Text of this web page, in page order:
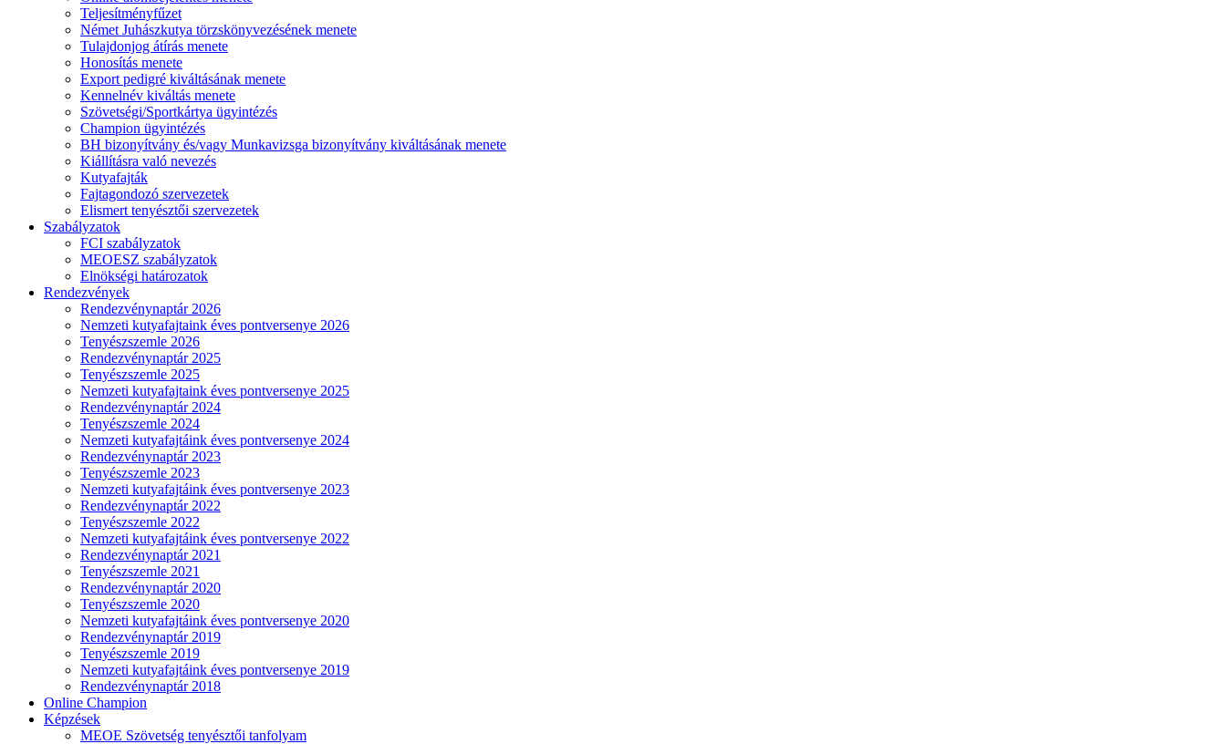
Teljesítményfűzet
Német Juhászkutya törzskönyvezésének menete
Tulajdonjog átírás menete
Honosítás menete
Export pedigré kiváltásának menete
Kennelnév kiváltás menete
Szövetségi/Sportkártya ügyintézés
Champion ügyintézés
BH bizonyítvány és/vagy Munkavizsga bizonyítvány kiváltásának menete
Kiállításra való nevezés
Kutyafajták
Fajtagondozó szervezetek
Elismert tenyésztői szervezetek
Szabályzatok
FCI szabályzatok
MEOESZ szabályzatok
Elnökségi határozatok
Rendezvények
Rendezvénynaptár 2026
Nemzeti kutyafajtaink éves pontversenye 2026
Tenyészszemle 2026
Rendezvénynaptár 2025
Tenyészszemle 2025
Nemzeti kutyafajtaink éves pontversenye 2025
Rendezvénynaptár 2024
Tenyészszemle 2024
Nemzeti kutyafajtáink éves pontversenye 2024
Rendezvénynaptár 2023
Tenyészszemle 2023
Nemzeti kutyafajtáink éves pontversenye 2023
Rendezvénynaptár 2022
Tenyészszemle 2022
Nemzeti kutyafajtáink éves pontversenye 2022
Rendezvénynaptár 2021
Tenyészszemle 2021
Rendezvénynaptár 2020
Tenyészszemle 2020
Nemzeti kutyafajtáink éves pontversenye 2020
Rendezvénynaptár 2019
Tenyészszemle 2019
Nemzeti kutyafajtáink éves pontversenye 2019
Rendezvénynaptár 2018
Online Champion
Képzések
MEOE Szövetség tenyésztői tanfolyam